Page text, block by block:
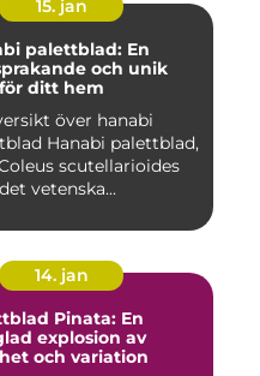
15. jan
palettblad: En
och unik
ditt hem
över hanabi
palettblad,
scutellarioides
vetenska...
14. jan
Pinata: En
explosion av
och variation